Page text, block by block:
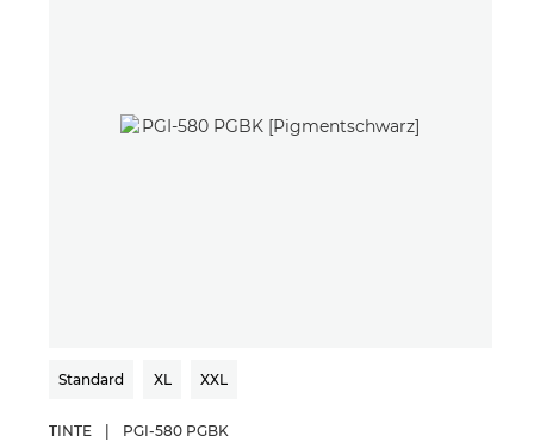
Standard XL XXL
TINTE PGI-580 PGBK